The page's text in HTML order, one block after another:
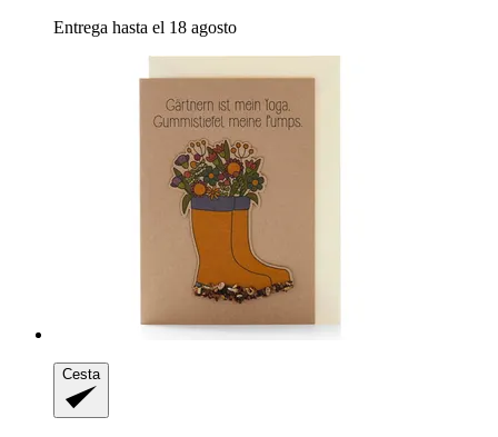
Entrega hasta el 18 agosto
Cesta